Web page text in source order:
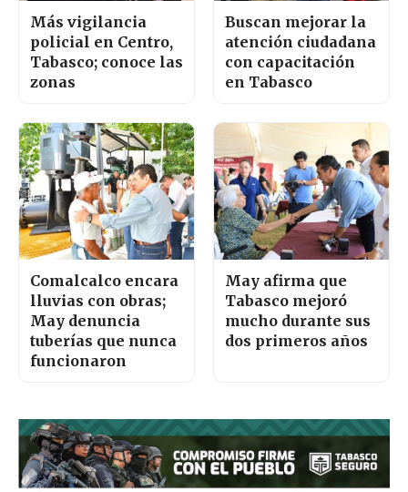
Más vigilancia
policial en Centro,
Tabasco; conoce las
zonas
Buscan mejorar la
atención ciudadana
con capacitación
en Tabasco
Comalcalco encara
lluvias con obras;
May denuncia
tuberías que nunca
funcionaron
May afirma que
Tabasco mejoró
mucho durante sus
dos primeros años